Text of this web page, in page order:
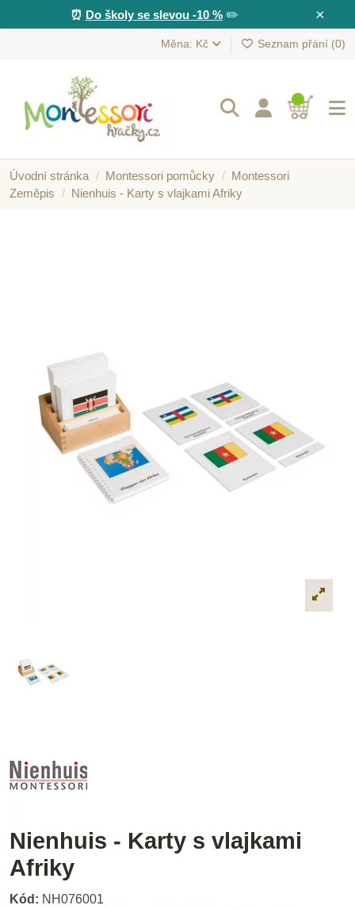
×
⏰ Do školy se slevou -10 %✏️
Měna: Kč Seznam přání (0)
Úvodní stránka Montessori pomůcky
Montessori
Zeměpis
Nienhuis - Karty s vlajkami Afriky
Nienhuis - Karty s vlajkami
Afriky
Kód: NH076001